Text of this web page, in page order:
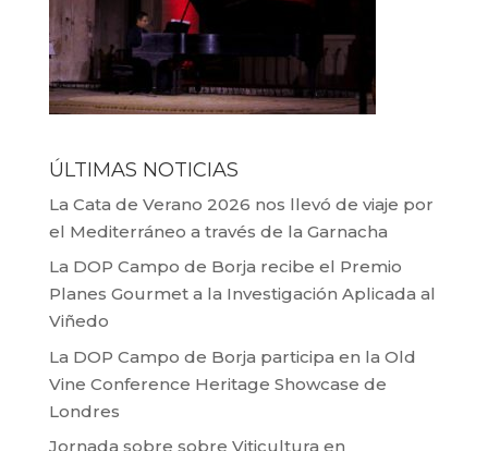
ÚLTIMAS NOTICIAS
La Cata de Verano 2026 nos llevó de viaje por
el Mediterráneo a través de la Garnacha
La DOP Campo de Borja recibe el Premio
Planes Gourmet a la Investigación Aplicada al
Viñedo
La DOP Campo de Borja participa en la Old
Vine Conference Heritage Showcase de
Londres
Jornada sobre sobre Viticultura en